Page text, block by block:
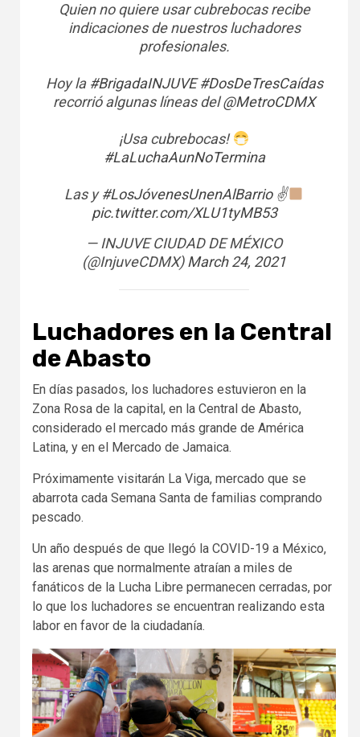
Quien no quiere usar cubrebocas recibe
indicaciones de nuestros luchadores
profesionales.
Hoy la #BrigadaINJUVE #DosDeTresCaídas
recorrió algunas líneas del@MetroCDMX
¡Usa cubrebocas!
#LaLuchaAunNoTermina
Las y#LosJóvenesUnenAlBarrio✌
pic.twitter.com/XLU1tyMB53
— INJUVE CIUDAD DE MÉXICO
(@InjuveCDMX)March 24, 2021
Luchadores en la Central
de Abasto
En días pasados, los luchadores estuvieron en la
Zona Rosa de la capital, en la Central de Abasto,
considerado el mercado más grande de América
Latina, y en el Mercado de Jamaica.
Próximamente visitarán La Viga, mercado que se
abarrota cada Semana Santa de familias comprando
pescado.
Un año después de que llegó la COVID-19 a México,
las arenas que normalmente atraían a miles de
fanáticos de la Lucha Libre permanecen cerradas, por
lo que los luchadores se encuentran realizando esta
labor en favor de la ciudadanía.